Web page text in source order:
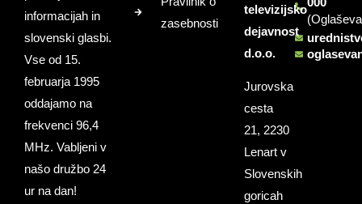
informacijah in
slovenski glasbi.
Vse od 15.
februarja 1995
oddajamo na
frekvenci 96,4
MHz. Vabljeni v
našo družbo 24
ur na dan!
zasebnosti
televizijsko
dejavnost
d.o.o.
Jurovska
cesta
21, 2230
Lenart v
Slovenskih
goricah